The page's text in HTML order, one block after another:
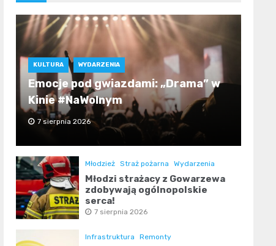
KULTURA WYDARZENIA
Emocje pod gwiazdami: „Drama” w
Kinie #NaWolnym
7 sierpnia 2026
Młodzież Straż pożarna Wydarzenia
Młodzi strażacy z Gowarzewa
zdobywają ogólnopolskie
serca!
7 sierpnia 2026
Infrastruktura Remonty